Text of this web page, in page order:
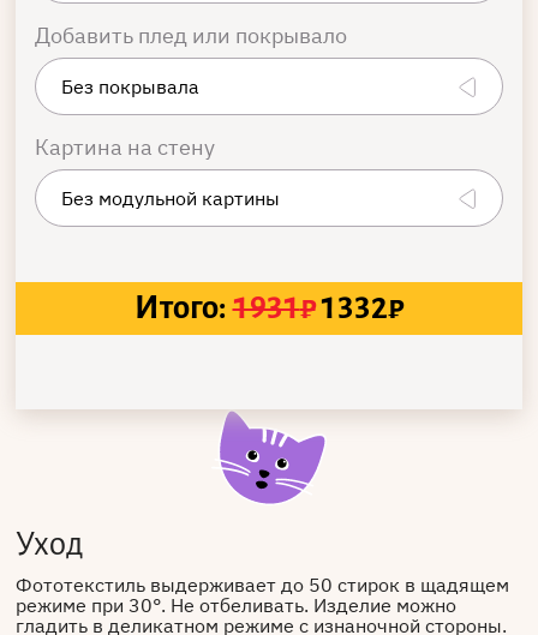
Добавить плед или покрывало
Картина на стену
Итого: 1931₽1332₽
Уход
Фототекстиль выдерживает до 50 стирок в щадящем
режиме при 30°. Не отбеливать. Изделие можно
гладить в деликатном режиме с изнаночной стороны.